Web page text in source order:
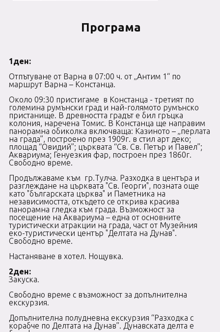
Програма
Отпътуване от Варна в 07:00 ч. от „Антим 1“ по
маршрут Варна – Констанца.
Около 09:30 пристигаме в Констанца - третият по
големина румънски град и най-голямото румънско
пристанище. В древността градът е бил гръцка
колония, наречена Томис. В Констанца ще направим
панорамна обиколка включваща: Казиното – „перлата
на града”, построено през 1909г. в стил арт деко;
площад “Овидий”; църквата “Св. Св. Петър и Павел”;
Аквариума; Генуезкия фар, построен през 1860г.
Свободно време.
Продължаваме към гр.Тулча. Разходка в центъра и
разглеждане на църквата "Св. Георги", позната още
като "българската църква" и Паметника на
независимостта, откъдето се открива красива
панорамна гледка към града. Възможност за
посещение на Аквариума – една от основните
туристически атракции на града, част от Музейния
еко-туристически център "Делтата на Дунав".
Свободно време.
Настаняване в хотел. Нощувка.
Свободно време с възможност за допълнителна
екскурзия.
Допълнителна полудневна екскурзия “Разходка с
корабче по Делтата на Дунав”. Дунавската делта е